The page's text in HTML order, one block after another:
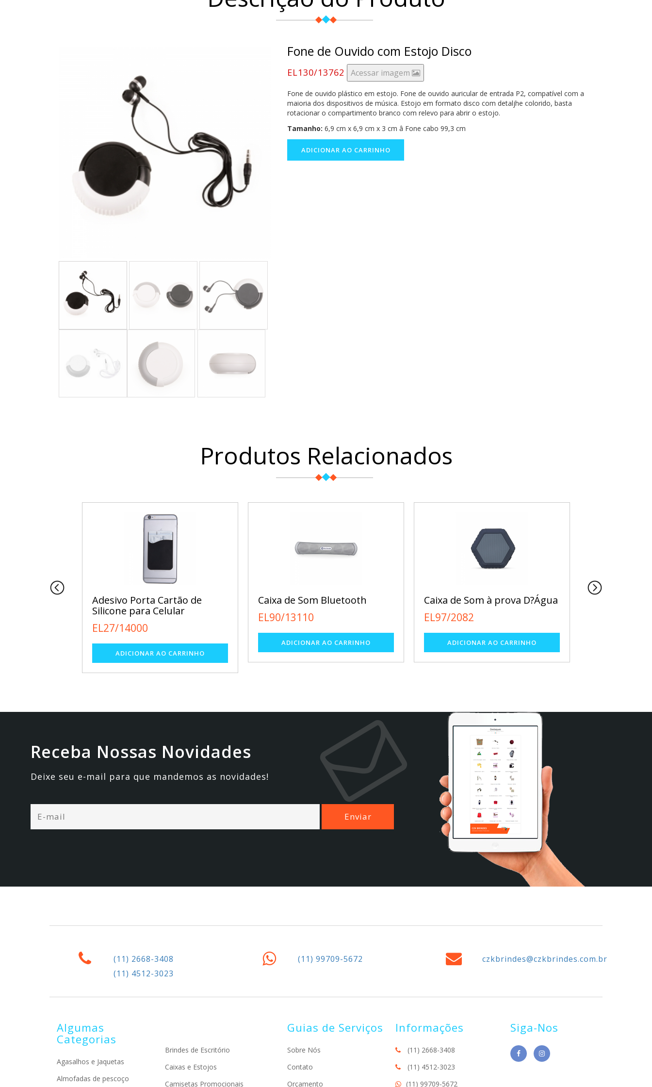
Fone de Ouvido com Estojo Disco
EL130/13762 Acessar imagem
Fone de ouvido plástico em estojo. Fone de ouvido auricular de entrada P2, compatível com a
maioria dos dispositivos de música. Estojo em formato disco com detaljhe colorido, basta
rotacionar o compartimento branco com relevo para abrir o estojo.
Tamanho: 6,9 cm x 6,9 cm x 3 cm â Fone cabo 99,3 cm
Produtos Relacionados
Adesivo Porta Cartão de
Silicone para Celular
EL27/14000
Caixa de Som Bluetooth
EL90/13110
Caixa de Som à prova D?Água
EL97/2082
Receba Nossas Novidades
Deixe seu e-mail para que mandemos as novidades!
(11) 2668-3408
(11) 4512-3023
(11) 99709-5672 czkbrindes@czkbrindes.com.br
Algumas
Categorias
Agasalhos e Jaquetas
Almofadas de pescoço
Brindes de Escritório
Caixas e Estojos
Camisetas Promocionais
Guias de Serviços
Sobre Nós
Contato
Orçamento
Informações
(11) 2668-3408
(11) 4512-3023
(11) 99709-5672
Siga-Nos